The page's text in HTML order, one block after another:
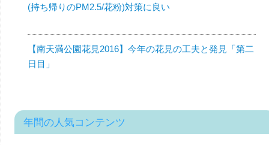
(持ち帰りのPM2.5/花粉)対策に良い
【南天満公園花見2016】今年の花見の工夫と発見「第二
日目」
年間の人気コンテンツ